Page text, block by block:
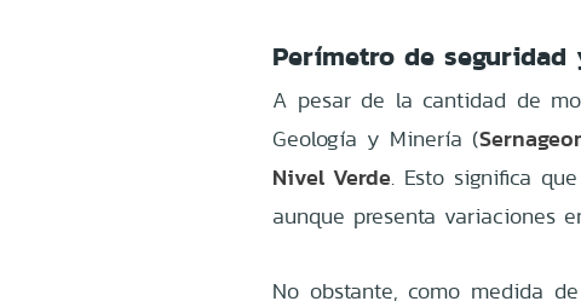
Perímetro de
A pesar de la cantidad de
Geología y Minería (
Nivel Verde. Esto significa
aunque presenta variaciones
No obstante, como medida